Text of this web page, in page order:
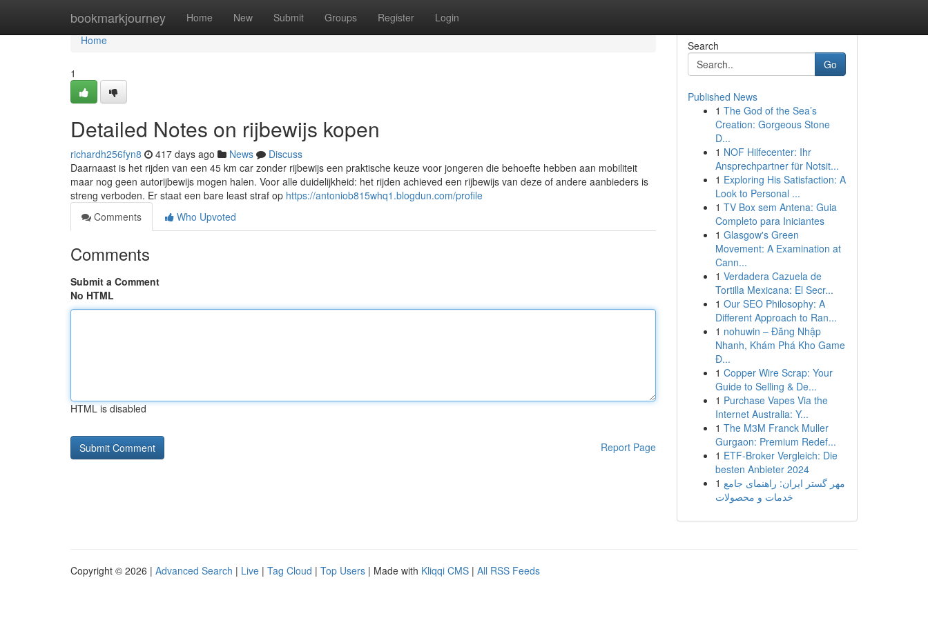
bookmarkjourney Home New Submit Groups Register Login
Home
Home
1
Detailed Notes on rijbewijs kopen
richardh256fyn8 417 days ago News
Discuss
Daarnaast is het rijden van een 45 km car zonder rijbewijs een praktische keuze voor jongeren die behoefte hebben aan mobiliteit
maar nog geen autorijbewijs mogen halen. Voor alle duidelijkheid: het rijden achieved een rijbewijs van deze of andere aanbieders is
streng verboden. Er staat een bare least straf op https://antoniob815whq1.blogdun.com/profile
Comments
Who Upvoted
Comments
Submit a Comment
No HTML
HTML is disabled
Report Page
Search
Go
Published News
1 The God of the Sea’s
Creation: Gorgeous Stone
D...
1 NOF Hilfecenter: Ihr
Ansprechpartner für Notsit...
1 Exploring His Satisfaction: A
Look to Personal ...
1 TV Box sem Antena: Guia
Completo para Iniciantes
1 Glasgow's Green
Movement: A Examination at
Cann...
1 Verdadera Cazuela de
Tortilla Mexicana: El Secr...
1 Our SEO Philosophy: A
Different Approach to Ran...
1 nohuwin – Đăng Nhập
Nhanh, Khám Phá Kho Game
Đ...
1 Copper Wire Scrap: Your
Guide to Selling & De...
1 Purchase Vapes Via the
Internet Australia: Y...
1 The M3M Franck Muller
Gurgaon: Premium Redef...
1 ETF-Broker Vergleich: Die
besten Anbieter 2024
1 مهر گستر ایران: راهنمای جامع
خدمات و محصولات
Copyright © 2026 | Advanced Search | Live | Tag Cloud | Top Users | Made with Kliqqi CMS | All RSS Feeds